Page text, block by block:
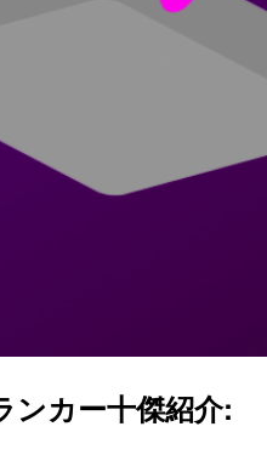
ンカー十傑紹介: